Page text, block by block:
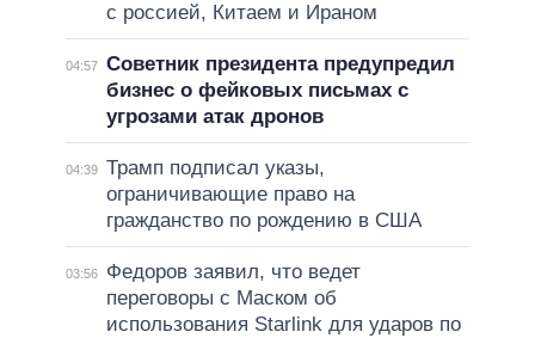
с россией, Китаем и Ираном
04:57 Советник президента предупредил
бизнес о фейковых письмах с
угрозами атак дронов
04:39 Трамп подписал указы,
ограничивающие право на
гражданство по рождению в США
03:56
Федоров заявил, что ведет
переговоры с Маском об
использования Starlink для ударов по